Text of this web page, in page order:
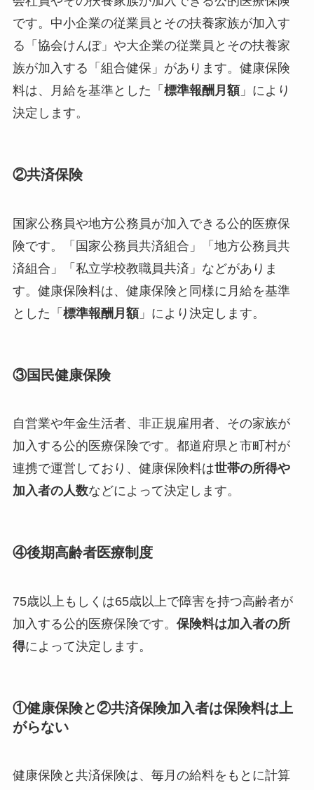
です。中小企業の従業員とその扶養家族が加入す
る「協会けんぽ」や大企業の従業員とその扶養家
族が加入する「組合健保」があります。健康保険
料は、月給を基準とした「 標準報酬月額」により
決定します。
②共済保険
国家公務員や地方公務員が加入できる公的医療保
険です。「国家公務員共済組合」「地方公務員共
済組合」「私立学校教職員共済」などがありま
す。健康保険料は、健康保険と同様に月給を基準
とした「 標準報酬月額」により決定します。
③国民健康保険
自営業や年金生活者、非正規雇用者、その家族が
加入する公的医療保険です。都道府県と市町村が
連携で運営しており、健康保険料は世帯の所得や
加入者の人数などによって決定します。
④後期高齢者医療制度
75歳以上もしくは65歳以上で障害を持つ高齢者が
加入する公的医療保険です。 保険料は加入者の所
得によって決定します。
①健康保険と②共済保険加入者は保険料は上
がらない
健康保険と共済保険は、毎月の給料をもとに計算